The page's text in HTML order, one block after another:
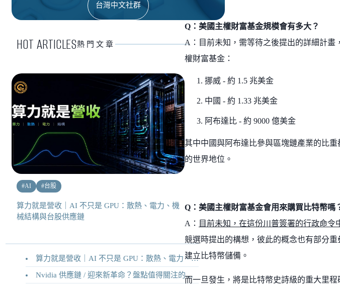
台灣中文社群
HOT ARTICLES熱門文章
#AI #台股
算力就是營收｜AI 不只是 GPU：散熱、電力、機
械結構與台股供應鏈
算力就是營收｜AI 不只是 GPU：散熱、電力、機械結構與台股供應鏈
Nvidia 供應鏈 / 迎來新革命？盤點值得關注的二十家供應鏈企業
Q：美國主權財富基金規模會有多大？
A：目前未知，需等待之後提出的詳細計畫
權財富基金：
挪威 - 約 1.5 兆美金
中國 - 約 1.33 兆美金
阿布達比 - 約 9000 億美金
其中中國與阿布達比參與區塊鏈產業的比
的世界地位。
Q：美國主權財富基金會用來購買比特幣嗎
A： 目前未知，在這份川普簽署的行政命令
競選時提出的構想，彼此的概念也有部分
建立比特幣儲備。
而一旦發生，將是比特幣史詩級的重大里